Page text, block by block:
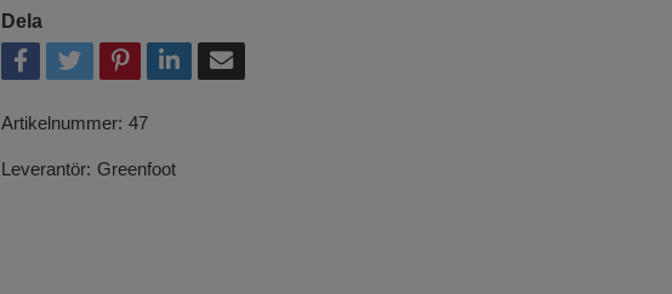
Dela
Artikelnummer: 47
Leverantör: Greenfoot